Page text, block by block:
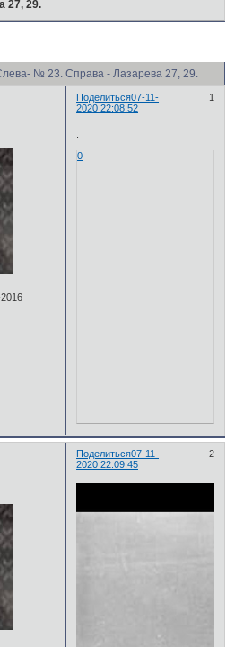
27, 29.
№ 23. Справа - Лазарева 27, 29.
Поделиться 1
07-11-
2020 22:08:52
0
Поделиться 2
07-11-
2020 22:09:45